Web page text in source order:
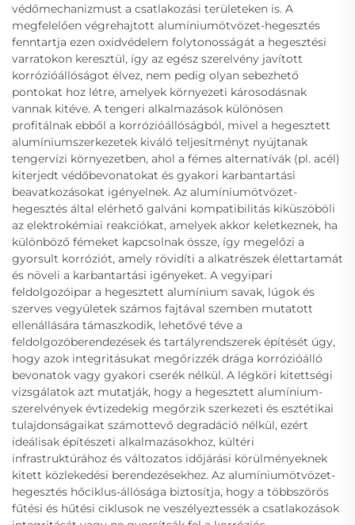
védőmechanizmust a csatlakozási területeken is. A
megfelelően végrehajtott alumíniumötvözet-hegesztés
fenntartja ezen oxidvédelem folytonosságát a hegesztési
varratokon keresztül, így az egész szerelvény javított
korrózióállóságot élvez, nem pedig olyan sebezhető
pontokat hoz létre, amelyek környezeti károsodásnak
vannak kitéve. A tengeri alkalmazások különösen
profitálnak ebből a korrózióállóságból, mivel a hegesztett
alumíniumszerkezetek kiváló teljesítményt nyújtanak
tengervízi környezetben, ahol a fémes alternatívák (pl. acél)
kiterjedt védőbevonatokat és gyakori karbantartási
beavatkozásokat igényelnek. Az alumíniumötvözet-
hegesztés által elérhető galváni kompatibilitás kiküszöböli
az elektrokémiai reakciókat, amelyek akkor keletkeznek, ha
különböző fémeket kapcsolnak össze, így megelőzi a
gyorsult korróziót, amely rövidíti a alkatrészek élettartamát
és növeli a karbantartási igényeket. A vegyipari
feldolgozóipar a hegesztett alumínium savak, lúgok és
szerves vegyületek számos fajtával szemben mutatott
ellenállására támaszkodik, lehetővé téve a
feldolgozóberendezések és tartályrendszerek építését úgy,
hogy azok integritásukat megőrizzék drága korrózióálló
bevonatok vagy gyakori cserék nélkül. A légköri kitettségi
vizsgálatok azt mutatják, hogy a hegesztett alumínium-
szerelvények évtizedekig megőrzik szerkezeti és esztétikai
tulajdonságaikat számottevő degradáció nélkül, ezért
ideálisak építészeti alkalmazásokhoz, kültéri
infrastruktúrához és változatos időjárási körülményeknek
kitett közlekedési berendezésekhez. Az alumíniumötvözet-
hegesztés hőciklus-állósága biztosítja, hogy a többszörös
fűtési és hűtési ciklusok ne veszélyeztessék a csatlakozások